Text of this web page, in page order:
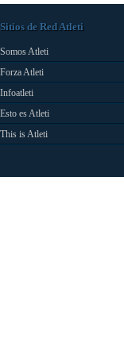
Sitios de Red Atleti
Somos Atleti
Forza Atleti
Infoatleti
Esto es Atleti
This is Atleti